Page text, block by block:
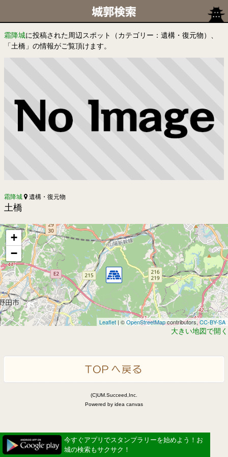
霜降城に投稿された周辺スポット（カテゴリー：遺構・復元物）、
「土橋」の情報がご覧頂けます。
霜降城 遺構・復元物
土橋
+
−
Leaflet | ©OpenStreetMapcontributors,CC-BY-SA
大きい地図で開く
(C)UM.Succeed,Inc.
Powered by idea canvas
今すぐアプリでスタンプラリーを始めよう！お
城の検索もサクサク！